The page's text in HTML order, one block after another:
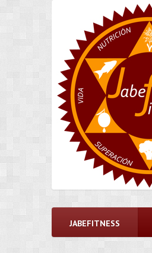
JABEFITNESS